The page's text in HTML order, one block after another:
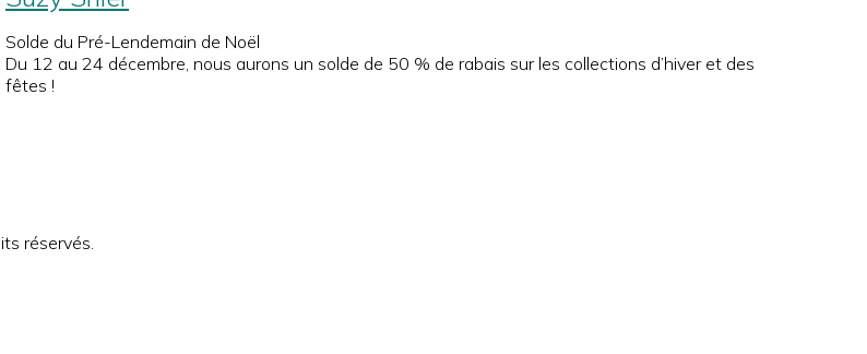
Solde du Pré-Lendemain de Noël
Du 12 au 24 décembre, nous aurons un solde de 50 % de rabais sur les collections d’hiver et des
fêtes !
réservés.